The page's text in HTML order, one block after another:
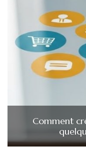
Comment